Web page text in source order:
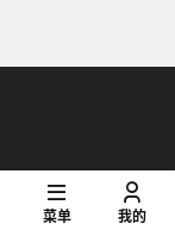
菜单 我的